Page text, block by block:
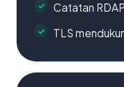
Catatan
TLS